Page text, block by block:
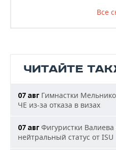
Все
ЧИТАЙТЕ
07 авг Гимнастки
ЧЕ из-за отказа в визах
07 авг Фигуристки
нейтральный статус от ISU